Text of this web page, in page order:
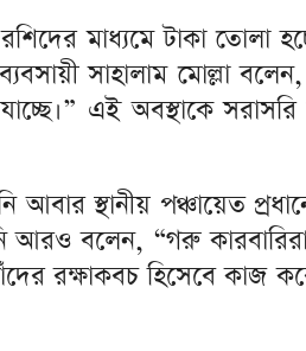
মাধ্যমে টাকা তোলা
সাহালাম মোল্লা
এই অবস্থাকে
স্থানীয় পঞ্চায়েত
আরও বলেন, “গরু কারবারিরা
রক্ষাকবচ হিসেবে কাজ